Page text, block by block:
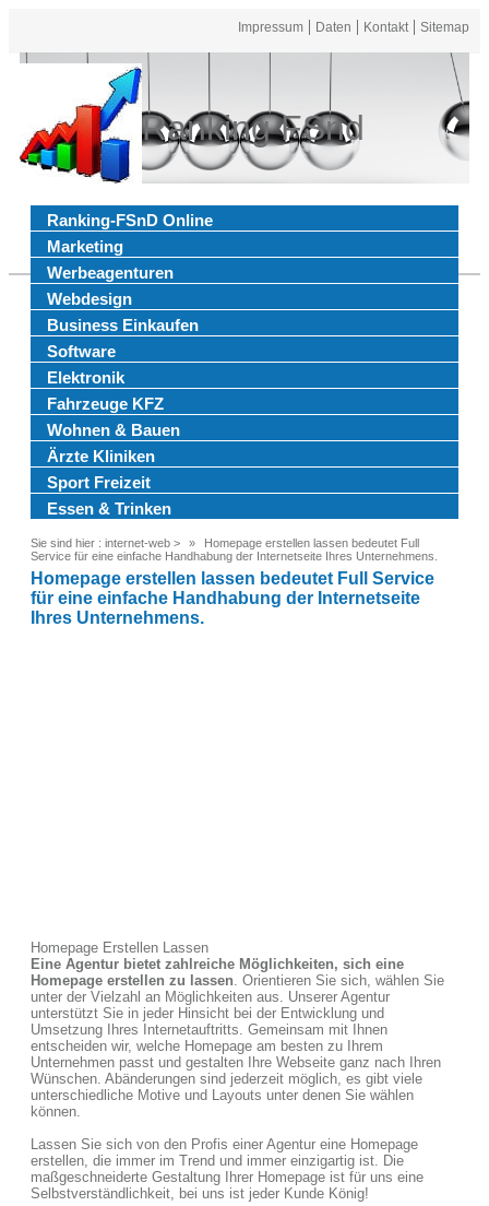
Impressum Daten Kontakt Sitemap
Ranking FSnd
Ranking-FSnD Online
Marketing
Werbeagenturen
Webdesign
Business Einkaufen
Software
Elektronik
Fahrzeuge KFZ
Wohnen & Bauen
Ärzte Kliniken
Sport Freizeit
Essen & Trinken
Sie sind hier : internet-web >
Homepage erstellen lassen bedeutet Full
Service für eine einfache Handhabung der Internetseite Ihres Unternehmens.
Homepage erstellen lassen bedeutet Full Service
für eine einfache Handhabung der Internetseite
Ihres Unternehmens.
Homepage Erstellen Lassen
Eine Agentur bietet zahlreiche Möglichkeiten, sich eine
Homepage erstellen zu lassen. Orientieren Sie sich, wählen Sie
unter der Vielzahl an Möglichkeiten aus. Unserer Agentur
unterstützt Sie in jeder Hinsicht bei der Entwicklung und
Umsetzung Ihres Internetauftritts. Gemeinsam mit Ihnen
entscheiden wir, welche Homepage am besten zu Ihrem
Unternehmen passt und gestalten Ihre Webseite ganz nach Ihren
Wünschen. Abänderungen sind jederzeit möglich, es gibt viele
unterschiedliche Motive und Layouts unter denen Sie wählen
können.
Lassen Sie sich von den Profis einer Agentur eine Homepage
erstellen, die immer im Trend und immer einzigartig ist. Die
maßgeschneiderte Gestaltung Ihrer Homepage ist für uns eine
Selbstverständlichkeit, bei uns ist jeder Kunde König!